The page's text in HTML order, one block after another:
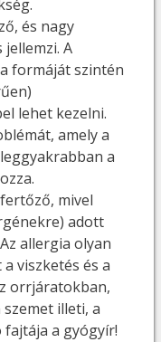
és nagy
A
formáját szintén
lehet kezelni.
amely a
a
mivel
adott
allergia olyan
viszketés és a
orrjáratokban,
illeti, a
fajtája a gyógyír!